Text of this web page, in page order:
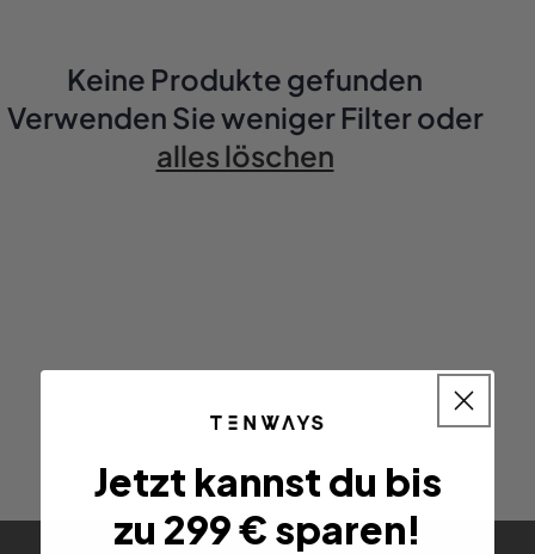
Keine Produkte gefunden
Verwenden Sie weniger Filter oder
alles löschen
Jetzt kannst du bis
zu 299 € sparen!